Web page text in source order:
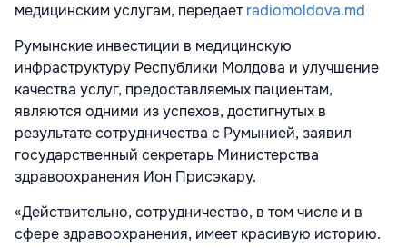
медицинским услугам, передаетradiomoldova.md
Румынские инвестиции в медицинскую
инфраструктуру Республики Молдова и улучшение
качества услуг, предоставляемых пациентам,
являются одними из успехов, достигнутых в
результате сотрудничества с Румынией, заявил
государственный секретарь Министерства
здравоохранения Ион Присэкару.
«Действительно, сотрудничество, в том числе и в
сфере здравоохранения, имеет красивую историю.